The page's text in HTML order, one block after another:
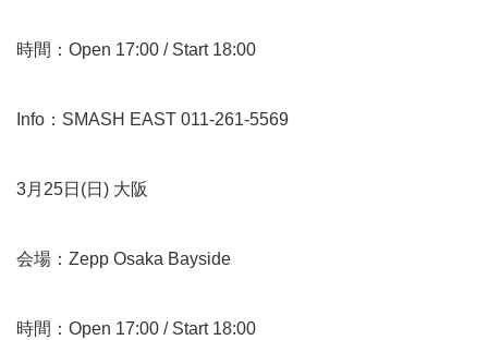
時間：Open 17:00 / Start 18:00
Info：SMASH EAST 011-261-5569
3月25日(日) 大阪
会場：Zepp Osaka Bayside
時間：Open 17:00 / Start 18:00